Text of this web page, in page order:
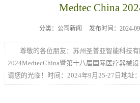
言我
们
Medtec China
分类：公司新闻 发布时间：2024-
尊敬的各位朋友：苏州圣普亚智能科技
2024MedtecChina暨第十八届国际医疗器械
请您的光临！时间：2024年9月25-27日地址